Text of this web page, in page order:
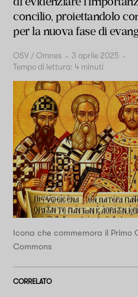
concilio, proiettandolo
per la nuova fase di
OSV / Omnes - 3 aprile 2025 -
Tempo di lettura: 4 minuti
Icona che commemora il Primo
Commons
CORRELATO